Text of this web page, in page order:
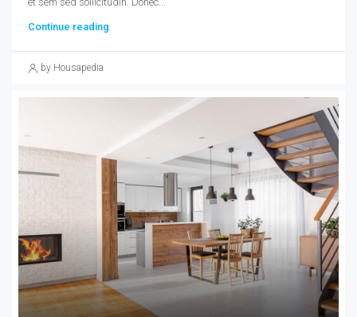
Continue reading
by Housapedia